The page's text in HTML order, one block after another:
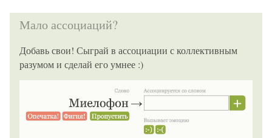
Мало ассоциаций?
Добавь свои! Сыграй в ассоциации с коллективным
разумом и сделай его умнее :)